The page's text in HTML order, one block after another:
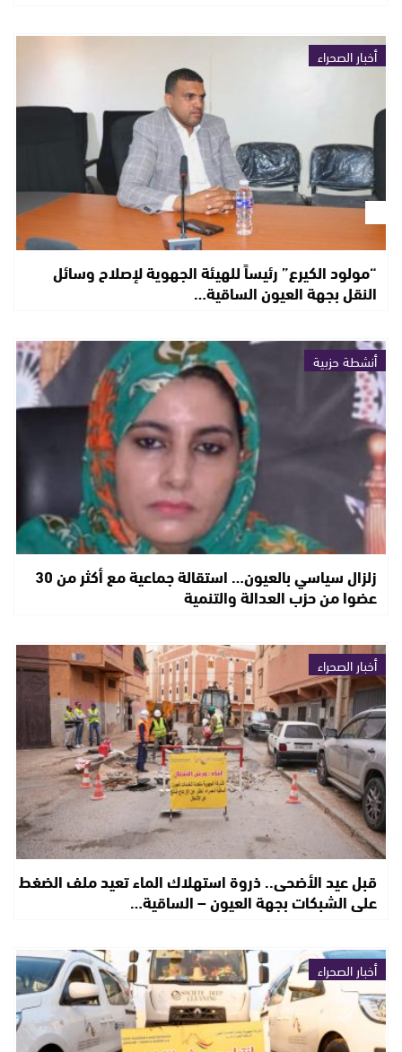
أخبار الصحراء
“مولود الكيرع” رئيساً للهيئة الجهوية لإصلاح وسائل
النقل بجهة العيون الساقية…
أنشطة حزبية
زلزال سياسي بالعيون… استقالة جماعية مع أكثر من 30
عضوا من حزب العدالة والتنمية
أخبار الصحراء
قبل عيد الأضحى.. ذروة استهلاك الماء تعيد ملف الضغط
على الشبكات بجهة العيون – الساقية…
أخبار الصحراء